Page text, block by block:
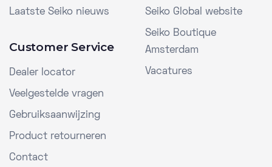
Laatste Seiko nieuws
Customer Service
Dealer locator
Veelgestelde vragen
Gebruiksaanwijzing
Product retourneren
Contact
Seiko Global website
Seiko Boutique
Amsterdam
Vacatures